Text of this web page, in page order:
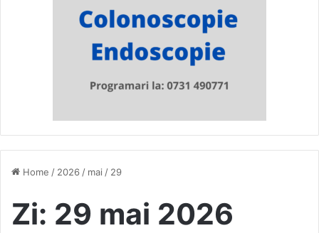
Home / 2026 / mai / 29
Zi: 29 mai 2026